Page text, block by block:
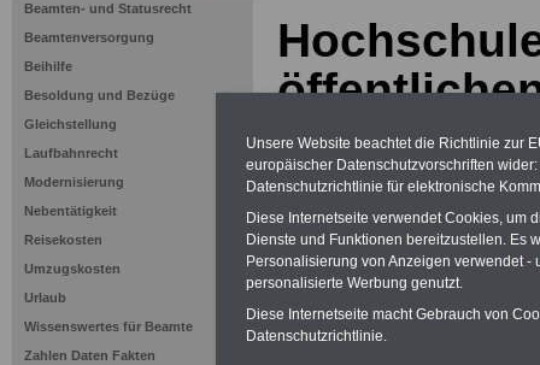
Beamten- und Statusrecht
Beamtenversorgung
Beihilfe
Besoldung und Bezüge
Gleichstellung
Laufbahnrecht
Modernisierung
Nebentätigkeit
Reisekosten
Umzugskosten
Urlaub
Wissenswertes für Beamte
Zahlen Daten Fakten
(u.a.
Übersicht
.
Unsere Website beachtet die Richtlinie zur
europäischer Datenschutzvorschriften
Datenschutzrichtlinie für elektronische
Diese Internetseite verwendet Cookies, um
Dienste und Funktionen bereitzustellen. Es
Personalisierung von Anzeigen verwendet
personalisierte Werbung genutzt.
Diese Internetseite macht Gebrauch von
Datenschutzrichtlinie.